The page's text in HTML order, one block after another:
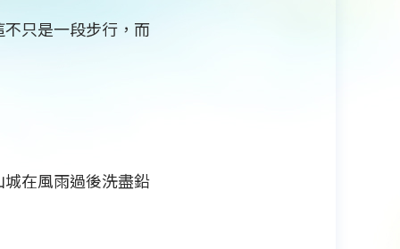
只是一段步行，而
在風雨過後洗盡鉛